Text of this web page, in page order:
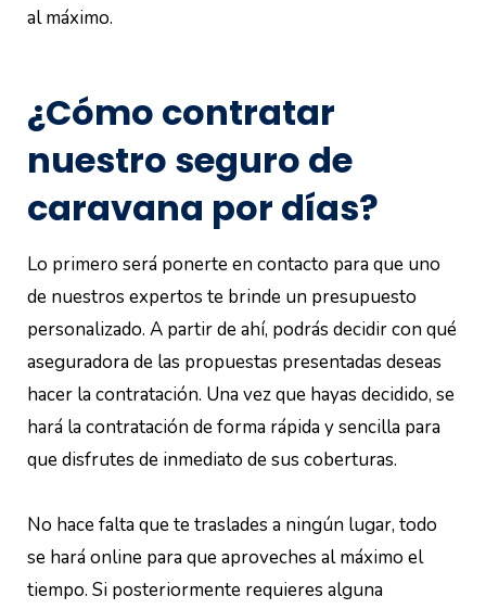
al máximo.
¿Cómo contratar
nuestro seguro de
caravana por días?
Lo primero será ponerte en contacto para que uno
de nuestros expertos te brinde un presupuesto
personalizado. A partir de ahí, podrás decidir con qué
aseguradora de las propuestas presentadas deseas
hacer la contratación. Una vez que hayas decidido, se
hará la contratación de forma rápida y sencilla para
que disfrutes de inmediato de sus coberturas.
No hace falta que te traslades a ningún lugar, todo
se hará online para que aproveches al máximo el
tiempo. Si posteriormente requieres alguna